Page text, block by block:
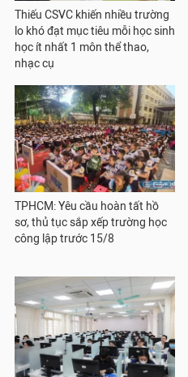
Thiếu CSVC khiến nhiều trường
lo khó đạt mục tiêu mỗi học sinh
học ít nhất 1 môn thể thao,
nhạc cụ
TPHCM: Yêu cầu hoàn tất hồ
sơ, thủ tục sắp xếp trường học
công lập trước 15/8